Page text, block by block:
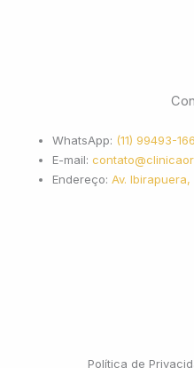
WhatsApp: (11) 99493-
E-mail:
Endereço: Av.
Política de